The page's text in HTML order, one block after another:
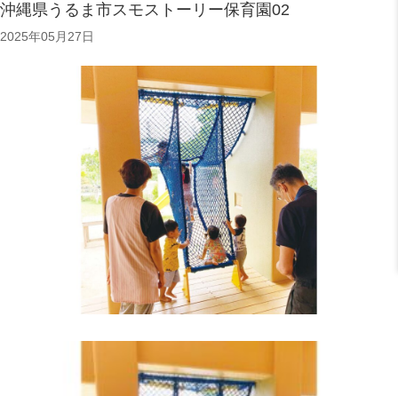
沖縄県うるま市スモストーリー保育園02
2025年05月27日